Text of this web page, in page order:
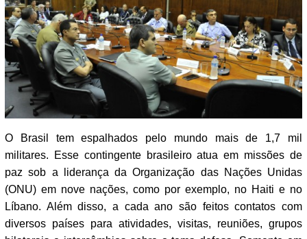
O Brasil tem espalhados pelo mundo mais de 1,7 mil
militares. Esse contingente brasileiro atua em missões de
paz sob a liderança da Organização das Nações Unidas
(ONU) em nove nações, como por exemplo, no Haiti e no
Líbano. Além disso, a cada ano são feitos contatos com
diversos países para atividades, visitas, reuniões, grupos